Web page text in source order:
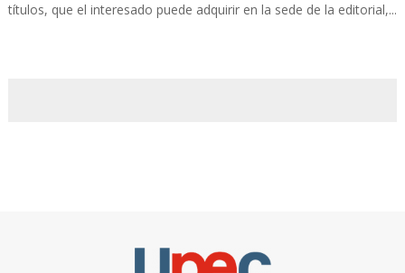
títulos, que el interesado puede adquirir en la sede de la editorial,...